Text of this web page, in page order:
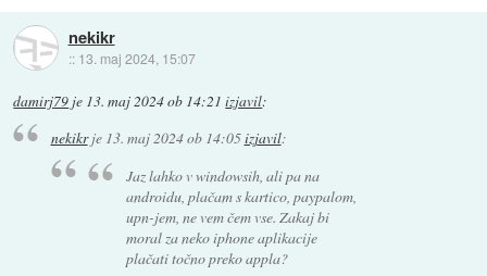
nekikr
:: 13. maj 2024, 15:07
damirj79 je 13. maj 2024 ob 14:21 izjavil:
nekikrje 13. maj 2024 ob 14:05izjavil:
Jaz lahko v windowsih, ali pa na
androidu, plačam s kartico, paypalom,
upn-jem, ne vem čem vse. Zakaj bi
moral za neko iphone aplikacije
plačati točno preko appla?